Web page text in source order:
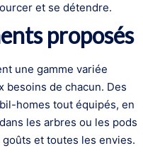
et se détendre.
proposés
une gamme variée
besoins de chacun. Des
homes tout équipés, en
les arbres ou les pods
et toutes les envies.